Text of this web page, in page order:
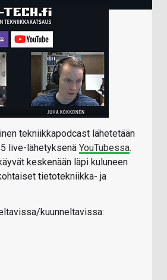
tekniikkapodcast lähetetään
live-lähetyksenä YouTubessa.
keskenään läpi kuluneen
tietotekniikka- ja
kuunneltavissa: